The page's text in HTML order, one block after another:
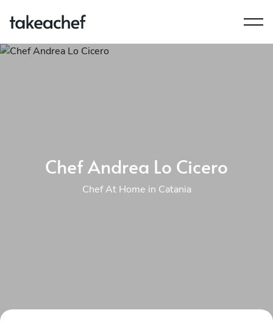
Chef Andrea Lo Cicero
Chef At Home in Catania